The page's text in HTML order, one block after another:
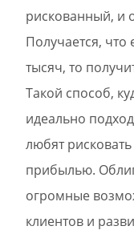
рискованный, и
Получается, что
тысяч, то
Такой способ,
идеально
любят
прибылью.
огромные
клиентов и